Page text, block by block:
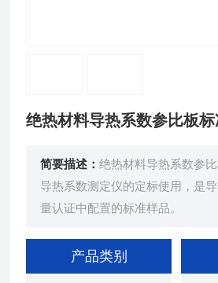
绝热材料导热系数参比板标
简要描述：绝热材料导热系数参
导热系数测定仪的定标使用，是
量认证中配置的标准样品。
产品类别